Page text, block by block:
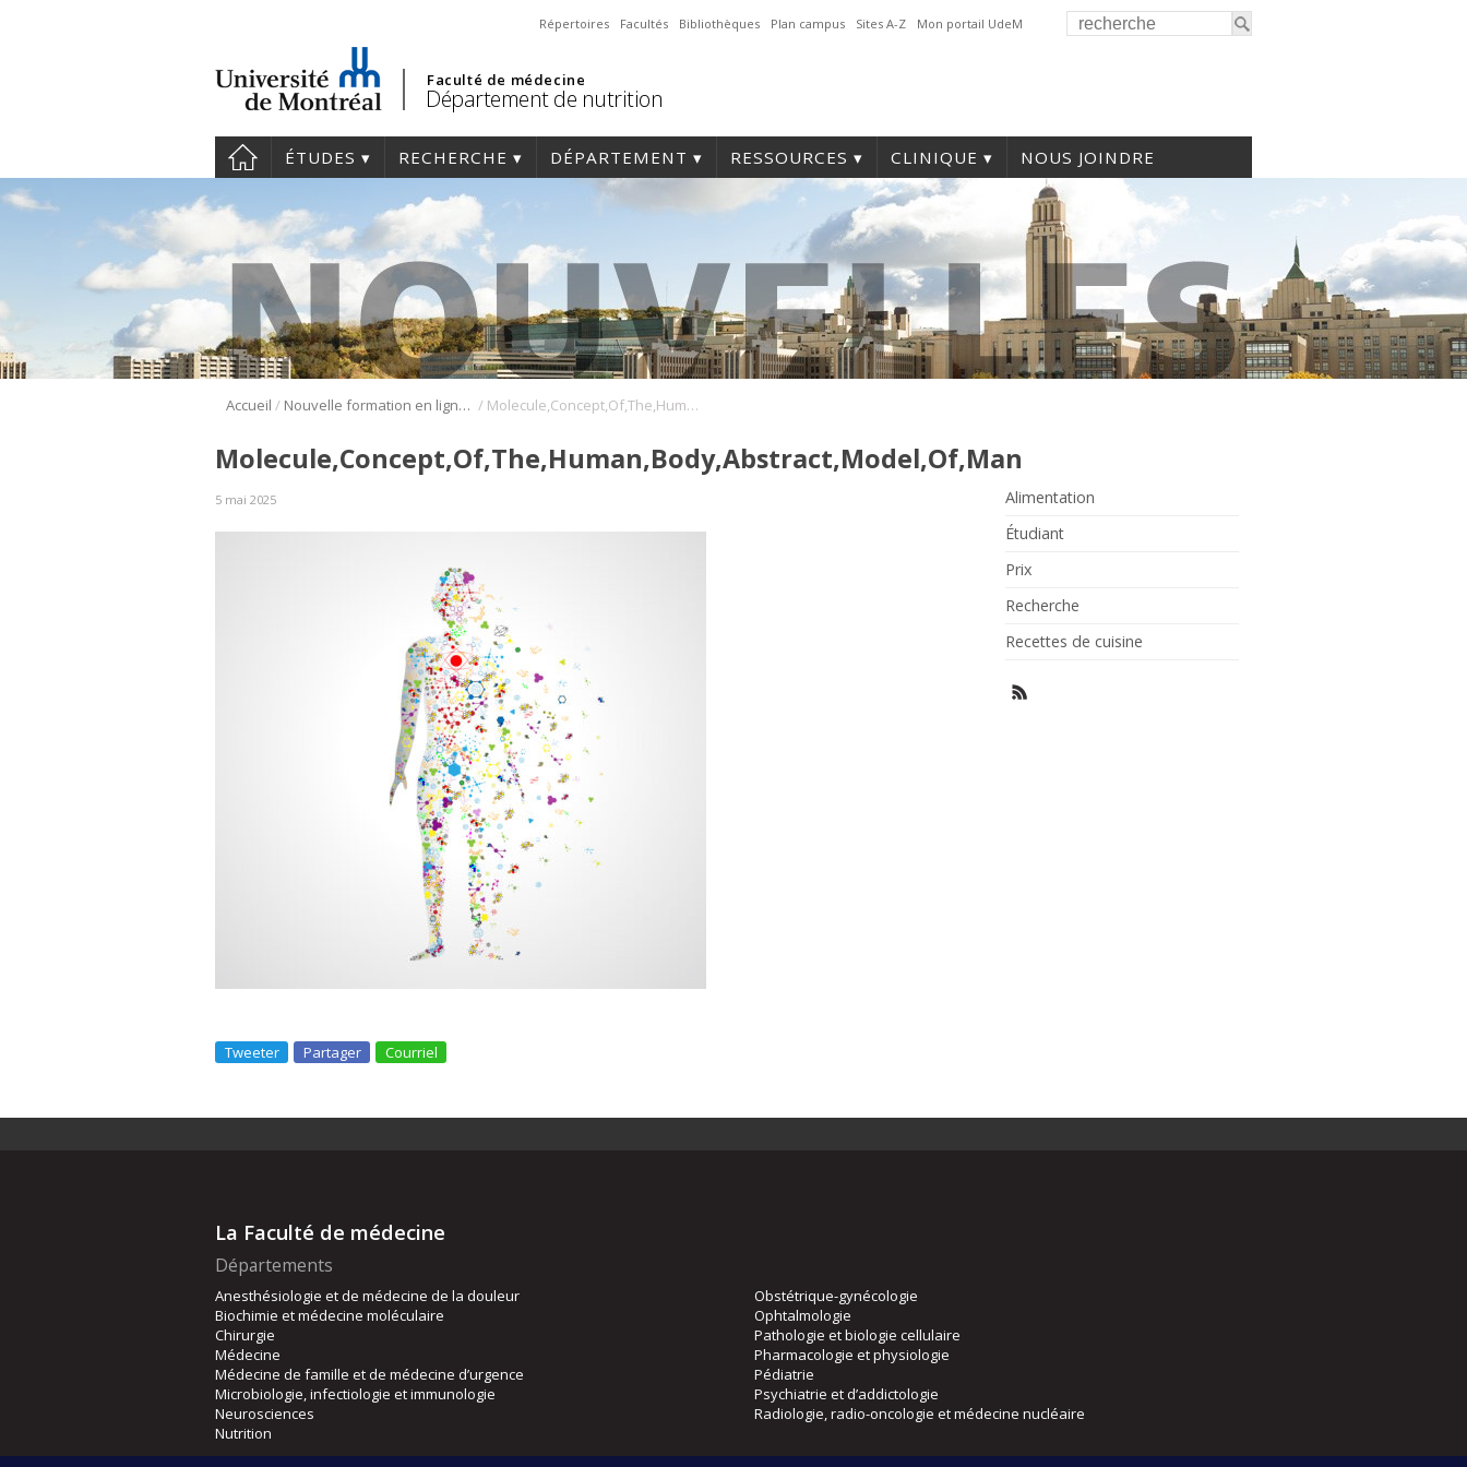
Répertoires Facultés Bibliothèques Plan campus Sites A-Z Mon portail UdeM
Faculté de médecine
Département de nutrition
ÉTUDES RECHERCHE DÉPARTEMENT RESSOURCES CLINIQUE NOUS JOINDRE
Accueil / Nouvelle formation en ligne sur l’examen physique nutritionnel / Molecule,Concept,Of,The,Human,Body,Abstract,Model,Of,Man
Alimentation
Étudiant
Prix
Recherche
Recettes de cuisine
Molecule,Concept,Of,The,Human,Body,Abstract,Model,Of,Man
5 mai 2025
Tweeter Partager Courriel
La Faculté de médecine
Départements
Anesthésiologie et de médecine de la douleur
Biochimie et médecine moléculaire
Chirurgie
Médecine
Médecine de famille et de médecine d’urgence
Microbiologie, infectiologie et immunologie
Neurosciences
Nutrition
Obstétrique-gynécologie
Ophtalmologie
Pathologie et biologie cellulaire
Pharmacologie et physiologie
Pédiatrie
Psychiatrie et d’addictologie
Radiologie, radio-oncologie et médecine nucléaire